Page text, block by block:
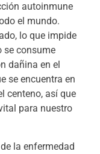
autoinmune
el mundo.
lo que impide
se consume
dañina en el
se encuentra en
centeno, así que
para nuestro
la enfermedad